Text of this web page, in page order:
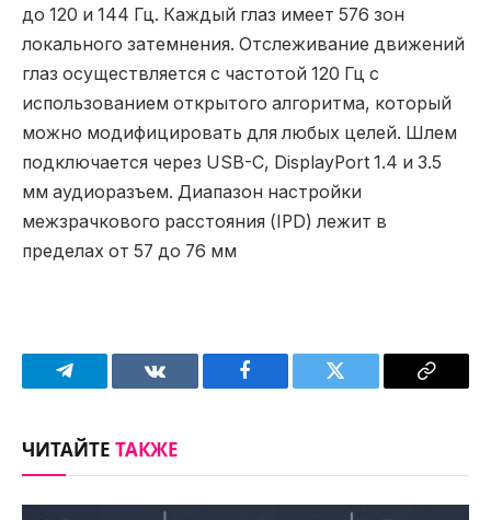
до 120 и 144 Гц. Каждый глаз имеет 576 зон
локального затемнения. Отслеживание движений
глаз осуществляется с частотой 120 Гц с
использованием открытого алгоритма, который
можно модифицировать для любых целей. Шлем
подключается через USB-C, DisplayPort 1.4 и 3.5
мм аудиоразъем. Диапазон настройки
межзрачкового расстояния (IPD) лежит в
пределах от 57 до 76 мм
Telegram VKontakteFacebook Twitter
Copy
ЧИТАЙТЕТАКЖЕ